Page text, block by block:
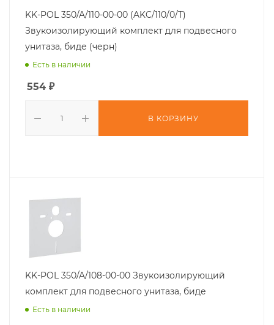
KK-POL 350/A/110-00-00 (AKC/110/0/T)
Звукоизолирующий комплект для подвесного
унитаза, биде (черн)
Есть в наличии
554 ₽
В КОРЗИНУ
KK-POL 350/A/108-00-00 Звукоизолирующий
комплект для подвесного унитаза, биде
Есть в наличии